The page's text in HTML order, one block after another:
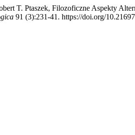
T. Ptaszek, Filozoficzne Aspekty
91 (3):231-41. https://doi.org/